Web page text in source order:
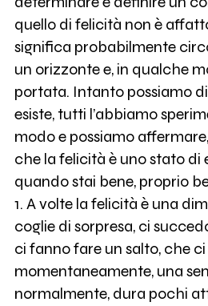
quello di felicità non è
significa probabilmente
un orizzonte e, in qualche
portata. Intanto possiamo
esiste, tutti l’abbiamo
modo e possiamo
che la felicità è uno stato di
quando stai bene, proprio
1. A volte la felicità è una
coglie di sorpresa, ci
ci fanno fare un salto, che
momentaneamente, una
normalmente, dura pochi